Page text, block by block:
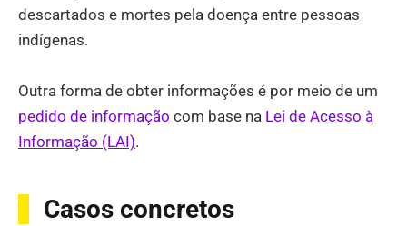
descartados e mortes pela doença entre pessoas
indígenas.
Outra forma de obter informações é por meio de um
pedido de informação com base na Lei de Acesso à
Informação (LAI).
Casos concretos